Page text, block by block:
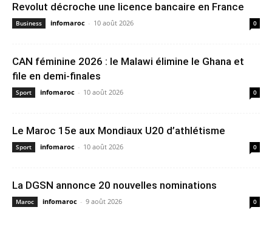
Revolut décroche une licence bancaire en France
Business infomaroc - 10 août 2026 0
CAN féminine 2026 : le Malawi élimine le Ghana et
file en demi-finales
Sport infomaroc - 10 août 2026 0
Le Maroc 15e aux Mondiaux U20 d’athlétisme
Sport infomaroc - 10 août 2026 0
La DGSN annonce 20 nouvelles nominations
Maroc infomaroc - 9 août 2026 0